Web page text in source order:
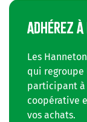
ADHÉREZ À
Les
qui regroupe
participant à
coopérative
vos achats.